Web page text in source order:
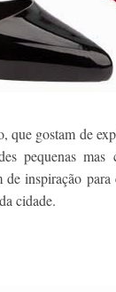
que gostam de
pequenas
inspiração
cidade.